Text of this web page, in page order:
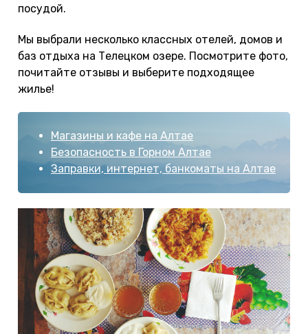
посудой.
Мы выбрали несколько классных отелей, домов и
баз отдыха на Телецком озере. Посмотрите фото,
почитайте отзывы и выберите подходящее
жилье!
Магазины и кафе на Алтае
Безопасность в Горном Алтае
Заправки, интернет, банкоматы на Алтае